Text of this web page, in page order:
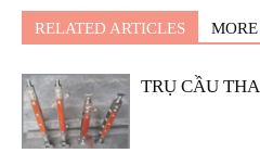
RELATED ARTICLES
TRỤ CẦU